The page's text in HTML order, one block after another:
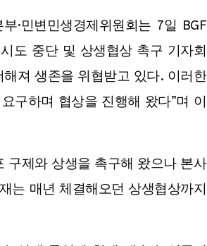
·민변민생경제위원회는 7일 BGF
도 중단 및 상생협상 촉구 기자회
져 생존을 위협받고 있다. 이러한
구하며 협상을 진행해 왔다”며 이
구제와 상생을 촉구해 왔으나 본사
는 매년 체결해오던 상생협상까지